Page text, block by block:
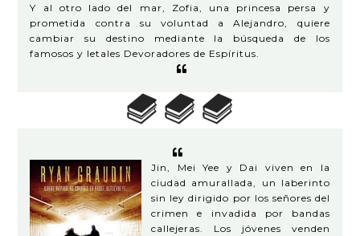
Y al otro lado del mar, Zofia, una princesa persa y
prometida contra su voluntad a Alejandro, quiere
cambiar su destino mediante la búsqueda de los
famosos y letales Devoradores de Espíritus.
Jin, Mei Yee y Dai viven en la
ciudad amurallada, un laberinto
sin ley dirigido por los señores del
crimen e invadida por bandas
callejeras. Los jóvenes venden